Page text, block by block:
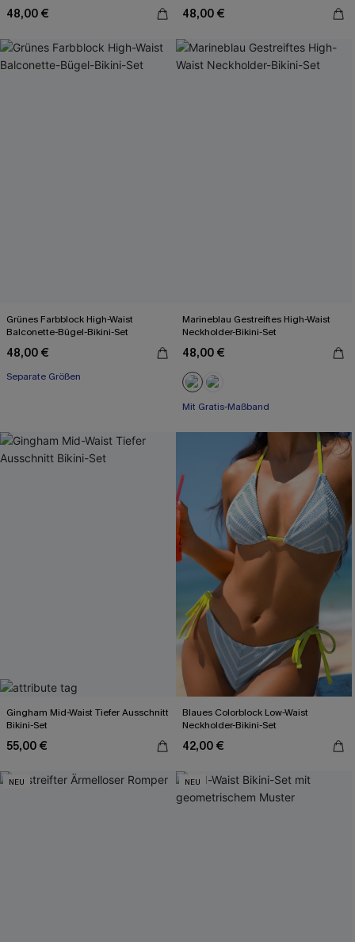
48,00 € 48,00 €
Grünes Farbblock High-Waist
Balconette-Bügel-Bikini-Set
48,00 €
Separate Größen
Marineblau Gestreiftes High-Waist
Neckholder-Bikini-Set
48,00 €
Mit Gratis-Maßband
High waist
Gingham Mid-Waist Tiefer Ausschnitt
Bikini-Set
55,00 €
Blaues Colorblock Low-Waist
Neckholder-Bikini-Set
42,00 €
NEU NEU